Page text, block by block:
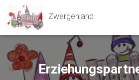
Zwergenland